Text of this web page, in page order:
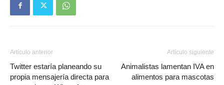
Artículo anterior
Twitter estaría planeando su
propia mensajería directa para
Artículo siguiente
Animalistas lamentan IVA en
alimentos para mascotas